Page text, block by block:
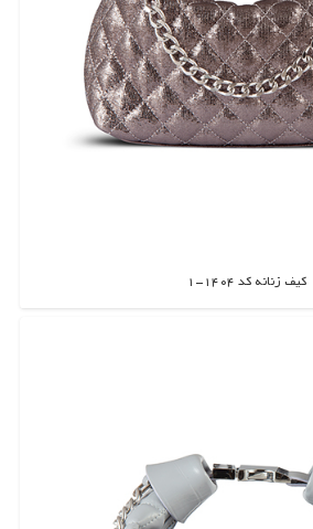
کیف زنانه کد 1404-1
اطلاعات بیشتر